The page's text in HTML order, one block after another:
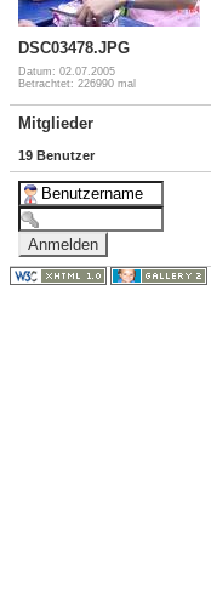
DSC03478.JPG
Datum: 02.07.2005
Betrachtet: 226990 mal
Mitglieder
19 Benutzer